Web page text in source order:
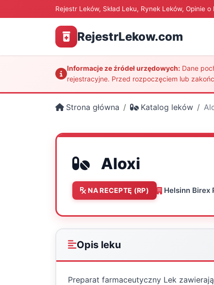
Rejestr Leków, Skład Leku, Rynek Leków, Opinie o
RejestrLekow.com
Informacje ze źródeł urzędowych: Dane
rejestracyjne. Przed rozpoczęciem lub
Strona główna Katalog leków
Aloxi
NA RECEPTĘ (RP) Helsinn Birex
Opis leku
Preparat farmaceutyczny Lek